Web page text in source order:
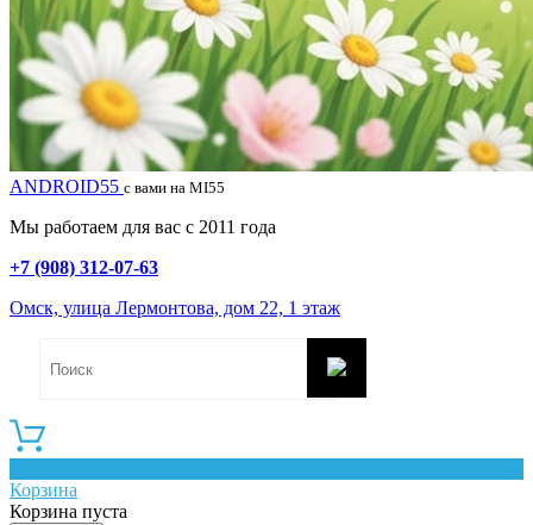
ANDROID55 с вами на MI55
Мы работаем для вас с 2011 года
+7 (908) 312-07-63
Омск, улица Лермонтова, дом 22, 1 этаж
Корзина
Корзина пуста